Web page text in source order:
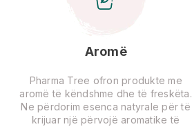
Aromë
Pharma Tree ofron produkte me
aromë të këndshme dhe të freskëta.
Ne përdorim esenca natyrale për të
krijuar një përvojë aromatike të